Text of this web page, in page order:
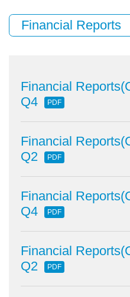
Financial
Q4
PDF
Financial
Q2
PDF
Financial
Q4
PDF
Financial
Q2
PDF